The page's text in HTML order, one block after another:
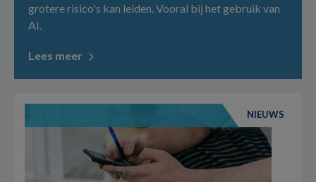
grotere risico's kan leiden. Vooral bij het gebruik van
AI.
Lees meer
NIEUWS